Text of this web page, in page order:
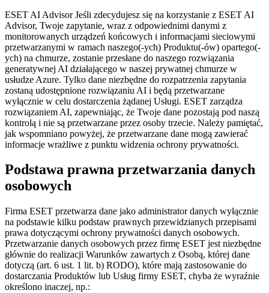
ESET AI AdvisorJeśli zdecydujesz się na korzystanie z ESET AI
Advisor, Twoje zapytanie, wraz z odpowiednimi danymi z
monitorowanych urządzeń końcowych i informacjami sieciowymi
przetwarzanymi w ramach naszego(-ych) Produktu(-ów) opartego(-
ych) na chmurze, zostanie przesłane do naszego rozwiązania
generatywnej AI działającego w naszej prywatnej chmurze w
usłudze Azure. Tylko dane niezbędne do rozpatrzenia zapytania
zostaną udostępnione rozwiązaniu AI i będą przetwarzane
wyłącznie w celu dostarczenia żądanej Usługi. ESET zarządza
rozwiązaniem AI, zapewniając, że Twoje dane pozostają pod naszą
kontrolą i nie są przetwarzane przez osoby trzecie. Należy pamiętać,
jak wspomniano powyżej, że przetwarzane dane mogą zawierać
informacje wrażliwe z punktu widzenia ochrony prywatności.
Podstawa prawna przetwarzania danych
osobowych
Firma ESET przetwarza dane jako administrator danych wyłącznie
na podstawie kilku podstaw prawnych przewidzianych przepisami
prawa dotyczącymi ochrony prywatności danych osobowych.
Przetwarzanie danych osobowych przez firmę ESET jest niezbędne
głównie do realizacji Warunków zawartych z Osobą, której dane
dotyczą (art. 6 ust. 1 lit. b) RODO), które mają zastosowanie do
dostarczania Produktów lub Usług firmy ESET, chyba że wyraźnie
określono inaczej, np.: